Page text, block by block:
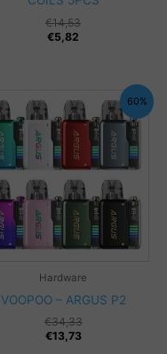
€14,53
€5,82
60%
Hardware
VOOPOO – ARGUS P2
€34,33
€13,73